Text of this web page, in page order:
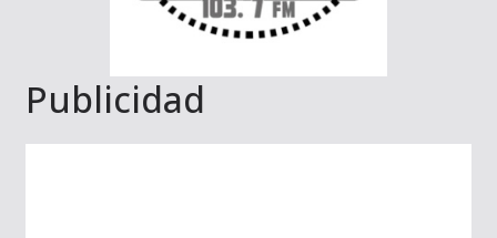
Publicidad